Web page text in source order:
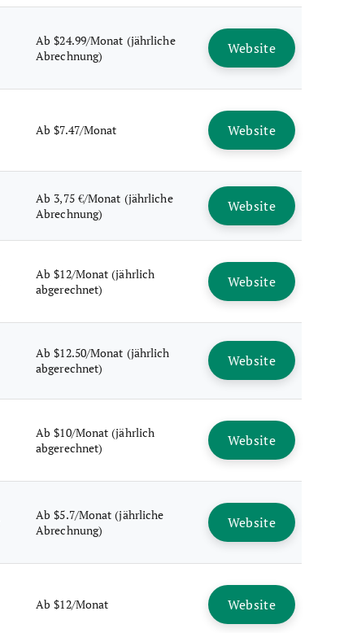
Ab $24.99/Monat (jährliche
Abrechnung)
Website
Ab $7.47/Monat Website
Ab 3,75 €/Monat (jährliche
Abrechnung)
Website
Ab $12/Monat (jährlich
abgerechnet)
Website
Ab $12.50/Monat (jährlich
abgerechnet)
Website
Ab $10/Monat (jährlich
abgerechnet)
Website
Ab $5.7/Monat (jährliche
Abrechnung)
Website
Ab $12/Monat Website